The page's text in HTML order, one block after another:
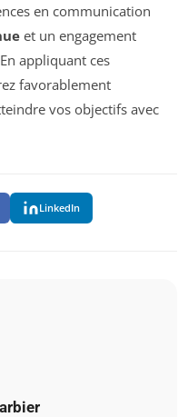
en communication
et un engagement
appliquant ces
favorablement
vos objectifs avec
LinkedIn